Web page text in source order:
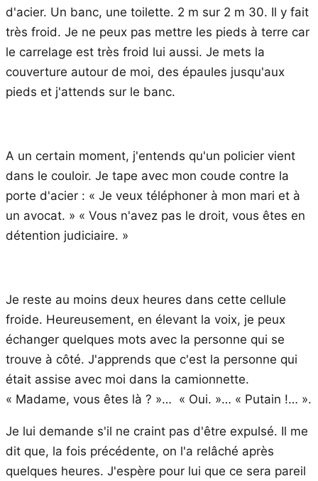
d'acier. Un banc, une toilette. 2 m sur 2 m 30. Il y fait
très froid. Je ne peux pas mettre les pieds à terre car
le carrelage est très froid lui aussi. Je mets la
couverture autour de moi, des épaules jusqu'aux
pieds et j'attends sur le banc.
A un certain moment, j'entends qu'un policier vient
dans le couloir. Je tape avec mon coude contre la
porte d'acier : « Je veux téléphoner à mon mari et à
un avocat. » « Vous n'avez pas le droit, vous êtes en
détention judiciaire. »
Je reste au moins deux heures dans cette cellule
froide. Heureusement, en élevant la voix, je peux
échanger quelques mots avec la personne qui se
trouve à côté. J'apprends que c'est la personne qui
était assise avec moi dans la camionnette.
« Madame, vous êtes là ? »… « Oui. »… « Putain !… ».
Je lui demande s'il ne craint pas d'être expulsé. Il me
dit que, la fois précédente, on l'a relâché après
quelques heures. J'espère pour lui que ce sera pareil